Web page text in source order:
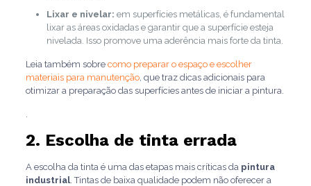
Lixar e nivelar: em superfícies metálicas, é fundamental
lixar as áreas oxidadas e garantir que a superfície esteja
nivelada. Isso promove uma aderência mais forte da tinta.
Leia também sobrecomo preparar o espaço e escolher
materiais para manutenção, que traz dicas adicionais para
otimizar a preparação das superfícies antes de iniciar a pintura.
2. Escolha de tinta errada
A escolha da tinta é uma das etapas mais críticas da pintura
industrial. Tintas de baixa qualidade podem não oferecer a